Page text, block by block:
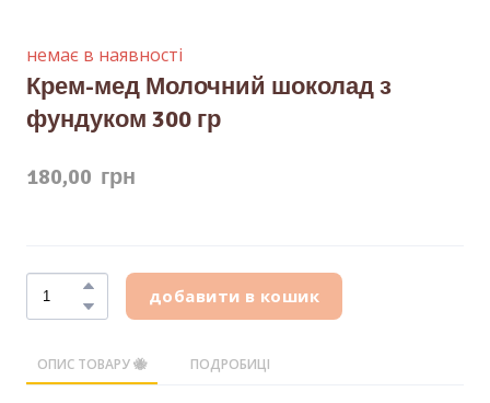
немає в наявності
Крем-мед Молочний шоколад з
фундуком 300 гр
180,00  грн
добавити в кошик
ОПИС ТОВАРУ 🐝 ПОДРОБИЦІ